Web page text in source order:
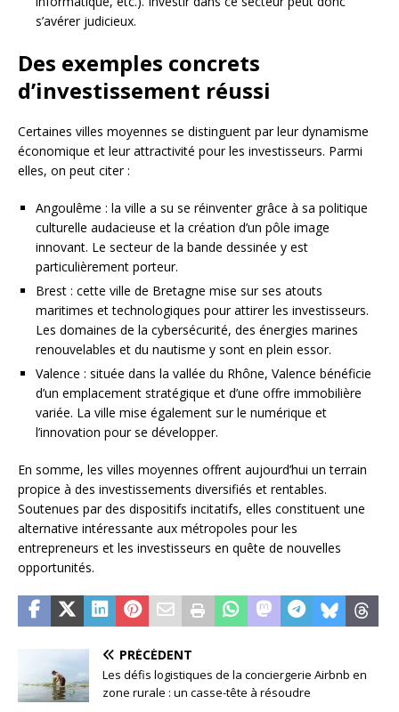
s’avérer judicieux.
Des exemples concrets
d’investissement réussi
Certaines villes moyennes se distinguent par leur dynamisme
économique et leur attractivité pour les investisseurs. Parmi
elles, on peut citer :
Angoulême : la ville a su se réinventer grâce à sa politique
culturelle audacieuse et la création d’un pôle image
innovant. Le secteur de la bande dessinée y est
particulièrement porteur.
Brest : cette ville de Bretagne mise sur ses atouts
maritimes et technologiques pour attirer les investisseurs.
Les domaines de la cybersécurité, des énergies marines
renouvelables et du nautisme y sont en plein essor.
Valence : située dans la vallée du Rhône, Valence bénéficie
d’un emplacement stratégique et d’une offre immobilière
variée. La ville mise également sur le numérique et
l’innovation pour se développer.
En somme, les villes moyennes offrent aujourd’hui un terrain
propice à des investissements diversifiés et rentables.
Soutenues par des dispositifs incitatifs, elles constituent une
alternative intéressante aux métropoles pour les
entrepreneurs et les investisseurs en quête de nouvelles
opportunités.
PRÉCÉDENT
Les défis logistiques de la conciergerie Airbnb en
zone rurale : un casse-tête à résoudre